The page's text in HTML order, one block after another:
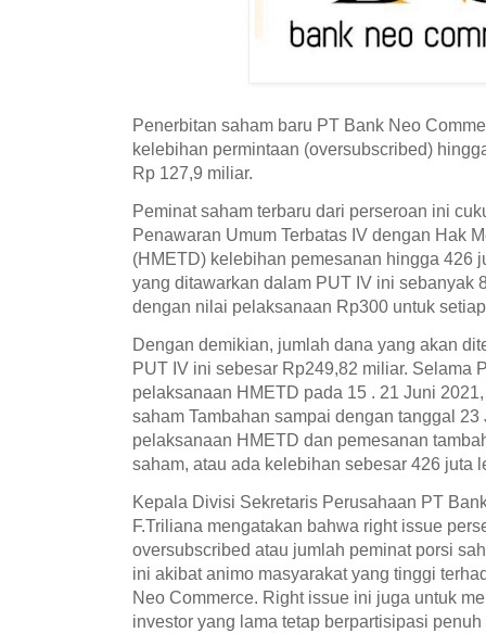
Penerbitan saham baru PT Bank Neo
kelebihan permintaan (oversubscribed)
Rp 127,9 miliar.
Peminat saham terbaru dari perseroan ini
Penawaran Umum Terbatas IV dengan Hak
(HMETD) kelebihan pemesanan hingga 426
yang ditawarkan dalam PUT IV ini sebanyak
dengan nilai pelaksanaan Rp300 untuk
Dengan demikian, jumlah dana yang akan
PUT IV ini sebesar Rp249,82 miliar. Selama
pelaksanaan HMETD pada 15 . 21 Juni
saham Tambahan sampai dengan tanggal
pelaksanaan HMETD dan pemesanan
saham, atau ada kelebihan sebesar 426 juta
Kepala Divisi Sekretaris Perusahaan PT
F.Triliana mengatakan bahwa right issue
oversubscribed atau jumlah peminat porsi
ini akibat animo masyarakat yang tinggi
Neo Commerce. Right issue ini juga untuk
investor yang lama tetap berpartisipasi